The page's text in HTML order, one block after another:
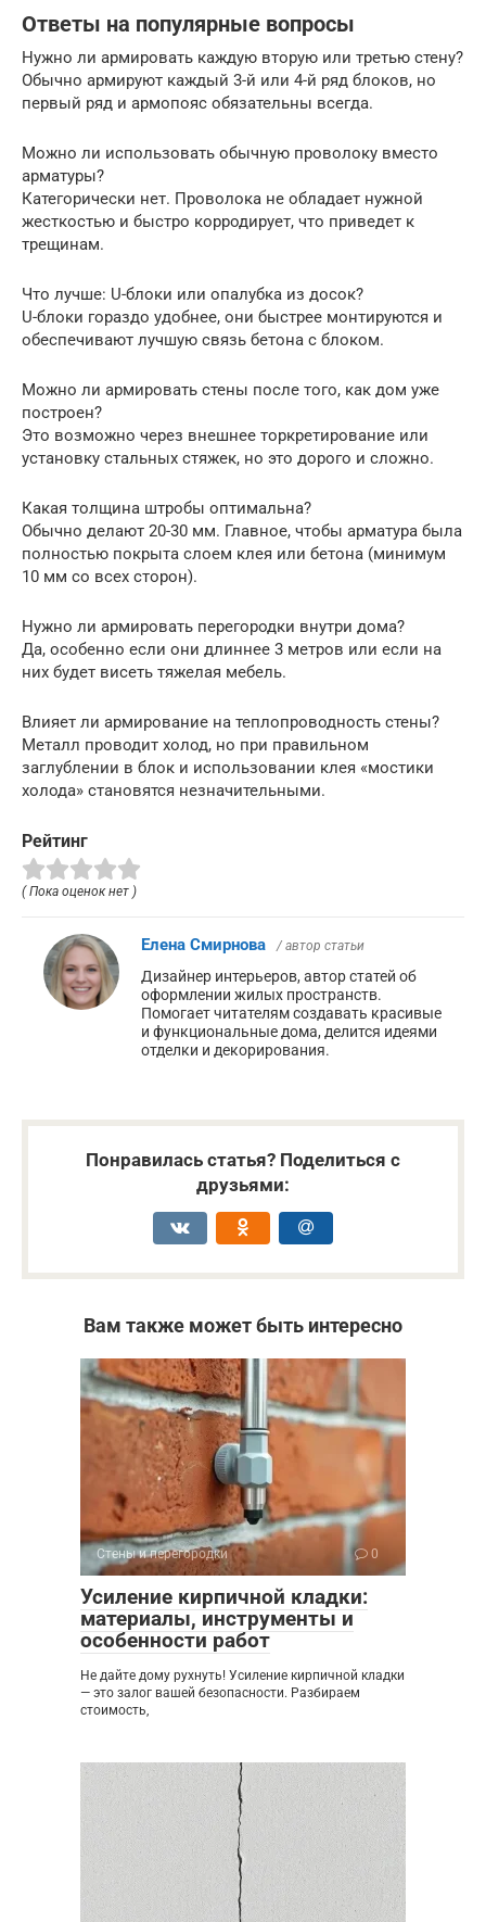
Ответы на популярные вопросы
Нужно ли армировать каждую вторую или третью стену?
Обычно армируют каждый 3-й или 4-й ряд блоков, но
первый ряд и армопояс обязательны всегда.
Можно ли использовать обычную проволоку вместо
арматуры?
Категорически нет. Проволока не обладает нужной
жесткостью и быстро корродирует, что приведет к
трещинам.
Что лучше: U-блоки или опалубка из досок?
U-блоки гораздо удобнее, они быстрее монтируются и
обеспечивают лучшую связь бетона с блоком.
Можно ли армировать стены после того, как дом уже
построен?
Это возможно через внешнее торкретирование или
установку стальных стяжек, но это дорого и сложно.
Какая толщина штробы оптимальна?
Обычно делают 20-30 мм. Главное, чтобы арматура была
полностью покрыта слоем клея или бетона (минимум
10 мм со всех сторон).
Нужно ли армировать перегородки внутри дома?
Да, особенно если они длиннее 3 метров или если на
них будет висеть тяжелая мебель.
Влияет ли армирование на теплопроводность стены?
Металл проводит холод, но при правильном
заглублении в блок и использовании клея «мостики
холода» становятся незначительными.
Рейтинг
( Пока оценок нет )
Елена Смирнова / автор статьи
Дизайнер интерьеров, автор статей об
оформлении жилых пространств.
Помогает читателям создавать красивые
и функциональные дома, делится идеями
отделки и декорирования.
Понравилась статья? Поделиться с
друзьями:
Вам также может быть интересно
Стены и перегородки 0
Усиление кирпичной кладки:
материалы, инструменты и
особенности работ
Не дайте дому рухнуть! Усиление кирпичной кладки
— это залог вашей безопасности. Разбираем
стоимость,